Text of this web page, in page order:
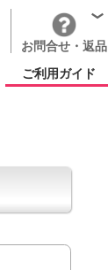
お問合せ・返品
ご利用ガイド